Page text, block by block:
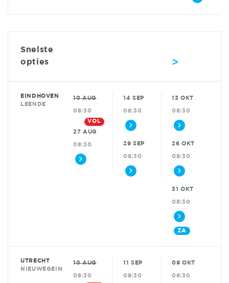
Snelste
opties
>
EINDHOVEN
LEENDE
10 AUG
08:30
VOL
27 AUG
08:30
14 SEP
08:30
29 SEP
08:30
13 OKT
08:30
26 OKT
08:30
31 OKT
08:30
ZA
UTRECHT
NIEUWEGEIN
10 AUG
08:30
11 SEP
08:30
09 OKT
08:30